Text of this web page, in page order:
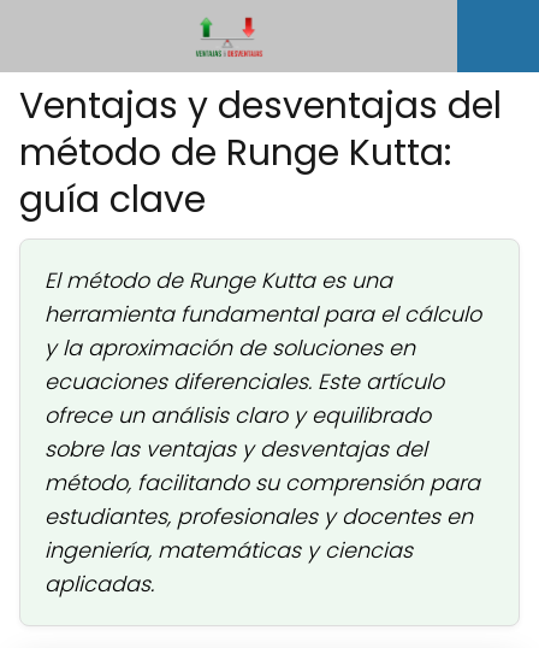
Ventajas y desventajas del
método de Runge Kutta:
guía clave
El método de Runge Kutta es una
herramienta fundamental para el cálculo
y la aproximación de soluciones en
ecuaciones diferenciales. Este artículo
ofrece un análisis claro y equilibrado
sobre las ventajas y desventajas del
método, facilitando su comprensión para
estudiantes, profesionales y docentes en
ingeniería, matemáticas y ciencias
aplicadas.